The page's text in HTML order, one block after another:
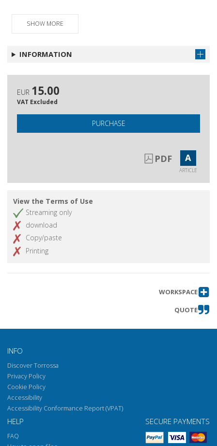
SHOW MORE
INFORMATION
EUR 15.00
VAT Excluded
PURCHASE
PDF A
ARTICLE
View the Terms of Use
Streaming only
download
Copy/paste
Printing
WORKSPACE
QUOTE
INFO
Discover Torrossa
Privacy Policy
Cookie Policy
Accessibility
Accessibility Conformance Report (VPAT)
HELP
FAQ
SECURE PAYMENTS